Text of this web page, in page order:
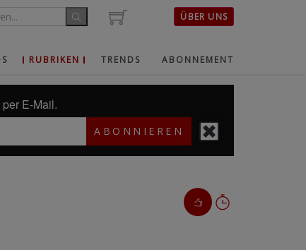
ÜBER UNS
RUBRIKEN TRENDS ABONNEMENT
E-Mail.
ABONNIEREN